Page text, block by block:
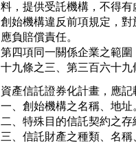
料，提供受託機構，不得
創始機構違反前項規定，
應負賠償責任。
第四項同一關係企業之範
資產信託證券化計畫，應
一、創始機構之名稱、地址
二、特殊目的信託契約之存
三、信託財產之種類、名